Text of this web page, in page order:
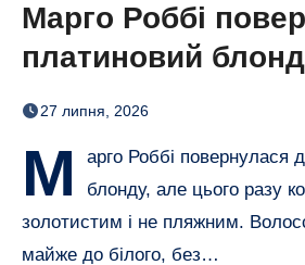
Марго Роббі
платиновий
настільки
27 липня, 2026
М
арго Роббі повернулася
блонду, але цього разу
золотистим і не пляжним.
майже до білого, без…